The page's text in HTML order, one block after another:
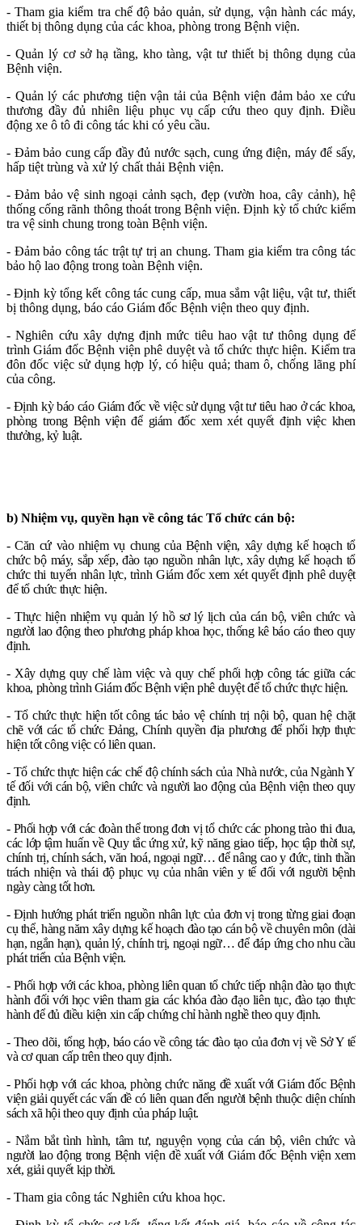
- Tham gia kiểm tra chế độ bảo quản, sử dụng, vận hành các máy,
thiết bị thông dụng của các khoa, phòng trong Bệnh viện.
- Quản lý cơ sở hạ tầng, kho tàng, vật tư thiết bị thông dụng của
Bệnh viện.
- Quản lý các phương tiện vận tải của Bệnh viện đảm bảo xe cứu
thương đầy đủ nhiên liệu phục vụ cấp cứu theo quy định. Điều
động xe ô tô đi công tác khi có yêu cầu.
- Đảm bảo cung cấp đầy đủ nước sạch, cung ứng điện, máy để sấy,
hấp tiệt trùng và xử lý chất thải Bệnh viện.
- Đảm bảo vệ sinh ngoại cảnh sạch, đẹp (vườn hoa, cây cảnh), hệ
thống cống rãnh thông thoát trong Bệnh viện. Định kỳ tổ chức kiểm
tra vệ sinh chung trong toàn Bệnh viện.
- Đảm bảo công tác trật tự trị an chung. Tham gia kiểm tra công tác
bảo hộ lao động trong toàn Bệnh viện.
- Định kỳ tổng kết công tác cung cấp, mua sắm vật liệu, vật tư, thiết
bị thông dụng, báo cáo Giám đốc Bệnh viện theo quy định.
- Nghiên cứu xây dựng định mức tiêu hao vật tư thông dụng để
trình Giám đốc Bệnh viện phê duyệt và tổ chức thực hiện. Kiểm tra
đôn đốc việc sử dụng hợp lý, có hiệu quả; tham ô, chống lãng phí
của công.
- Định kỳ báo cáo Giám đốc về việc sử dụng vật tư tiêu hao ở các khoa,
phòng trong Bệnh viện để giám đốc xem xét quyết định việc khen
thưởng, kỷ luật.
b) Nhiệm vụ, quyền hạn về công tác Tổ chức cán bộ:
- Căn cứ vào nhiệm vụ chung của Bệnh viện, xây dựng kế hoạch tổ
chức bộ máy, sắp xếp, đào tạo nguồn nhân lực, xây dựng kế hoạch tổ
chức thi tuyển nhân lực, trình Giám đốc xem xét quyết định phê duyệt
để tổ chức thực hiện.
- Thực hiện nhiệm vụ quản lý hồ sơ lý lịch của cán bộ, viên chức và
người lao động theo phương pháp khoa học, thống kê báo cáo theo quy
định.
- Xây dựng quy chế làm việc và quy chế phối hợp công tác giữa các
khoa, phòng trình Giám đốc Bệnh viện phê duyệt để tổ chức thực hiện.
- Tổ chức thực hiện tốt công tác bảo vệ chính trị nội bộ, quan hệ chặt
chẽ với các tổ chức Đảng, Chính quyền địa phương để phối hợp thực
hiện tốt công việc có liên quan.
- Tổ chức thực hiện các chế độ chính sách của Nhà nước, của Ngành Y
tế đối với cán bộ, viên chức và người lao động của Bệnh viện theo quy
định.
- Phối hợp với các đoàn thể trong đơn vị tổ chức các phong trào thi đua,
các lớp tậm huấn về Quy tắc ứng xử, kỹ năng giao tiếp, học tập thời sự,
chính trị, chính sách, văn hoá, ngoại ngữ… để nâng cao y đức, tinh thần
trách nhiện và thái độ phục vụ của nhân viên y tế đối với người bệnh
ngày càng tốt hơn.
- Định hướng phát triển nguồn nhân lực của đơn vị trong từng giai đoạn
cụ thể, hàng năm xây dựng kế hoạch đào tạo cán bộ về chuyên môn (dài
hạn, ngắn hạn), quản lý, chính trị, ngoại ngữ… để đáp ứng cho nhu cầu
phát triển của Bệnh viện.
- Phối hợp với các khoa, phòng liên quan tổ chức tiếp nhận đào tạo thực
hành đối với học viên tham gia các khóa đào đạo liên tục, đào tạo thực
hành để đủ điều kiện xin cấp chứng chỉ hành nghề theo quy định.
- Theo dõi, tổng hợp, báo cáo về công tác đào tạo của đơn vị về Sở Y tế
và cơ quan cấp trên theo quy định.
- Phối hợp với các khoa, phòng chức năng đề xuất với Giám đốc Bệnh
viện giải quyết các vấn đề có liên quan đến người bệnh thuộc diện chính
sách xã hội theo quy định của pháp luật.
- Nắm bắt tình hình, tâm tư, nguyện vọng của cán bộ, viên chức và
người lao động trong Bệnh viện đề xuất với Giám đốc Bệnh viện xem
xét, giải quyết kịp thời.
- Tham gia công tác Nghiên cứu khoa học.